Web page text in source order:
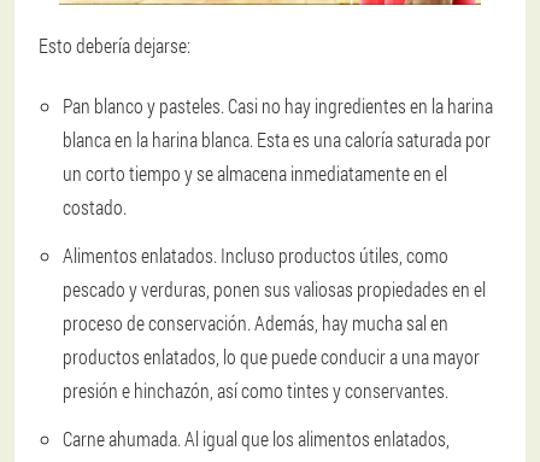
Esto debería dejarse:
Pan blanco y pasteles.Casi no hay ingredientes en la harina
blanca en la harina blanca. Esta es una caloría saturada por
un corto tiempo y se almacena inmediatamente en el
costado.
Alimentos enlatados. Incluso productos útiles, como
pescado y verduras, ponen sus valiosas propiedades en el
proceso de conservación. Además, hay mucha sal en
productos enlatados, lo que puede conducir a una mayor
presión e hinchazón, así como tintes y conservantes.
Carne ahumada.Al igual que los alimentos enlatados,